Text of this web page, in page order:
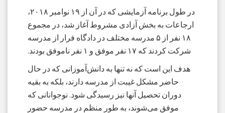
در طول برنامه آزمایشی که در آن از ۱۹ نوامبر ۲۰۱۸،
ارجاعات به بخش آزادی مشروط آغاز شد، در مجموع
۱۸ نفر از ۵ مدرسه مختلف در دادگاه فرار از مدرسه
شرکت کردند که ۱۷ نفر موفق و ۱ نفر ناموفق بودند.
هدف این است که نه تنها به دانش‌آموزانی که در حال
حاضر مشکل غیبت از مدرسه دارند، بلکه به بقیه
دوران تحصیل آنها نیز رسیدگی شود. نوجوانانی که
موفق می‌شوند، به طور منظم در مدرسه حضور